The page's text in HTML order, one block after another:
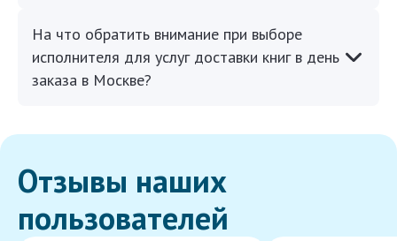
На что обратить внимание при выборе
исполнителя для услуг доставки книг в день
заказа в Москве?
Отзывы наших
пользователей